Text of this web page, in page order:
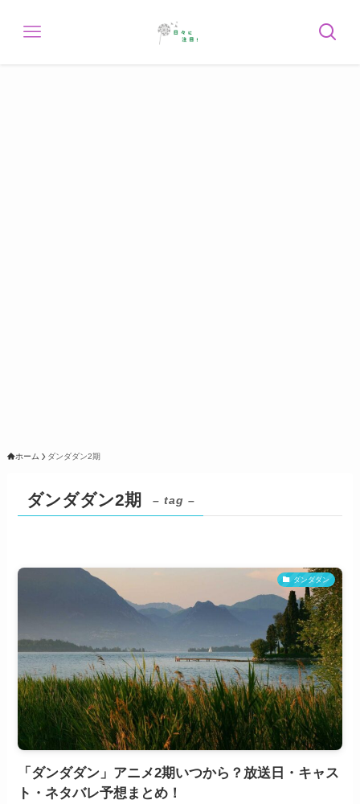
ホーム ダンダダン2期
ダンダダン2期 – tag –
ダンダダン
「ダンダダン」アニメ2期いつから？放送日・キャス
ト・ネタバレ予想まとめ！